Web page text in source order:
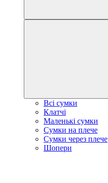
Всі сумки
Клатчі
Маленькі сумки
Сумки на плече
Сумки через плече
Шопери